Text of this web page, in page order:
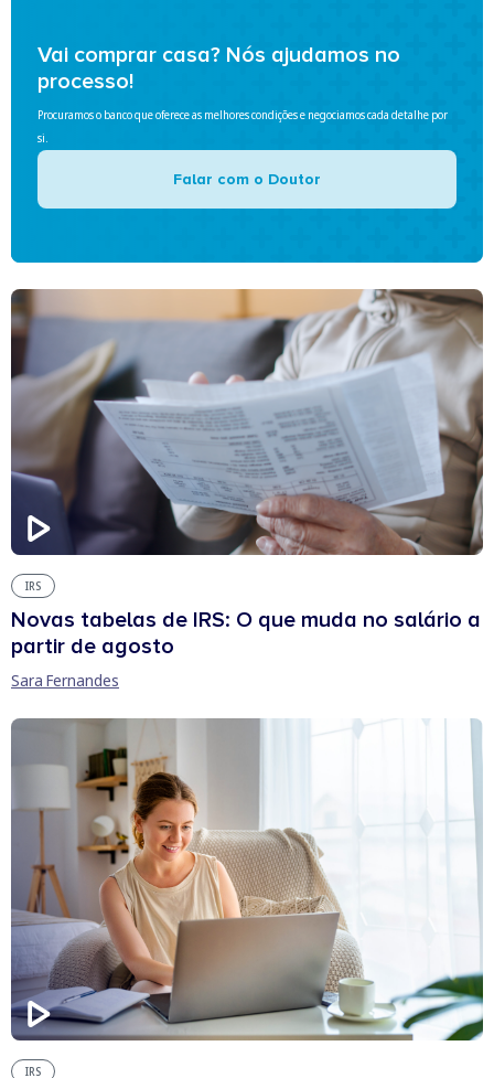
Vai comprar casa? Nós ajudamos no
processo!
Procuramos o banco que oferece as melhores condições e negociamos cada detalhe por
si.
Falar com o Doutor
IRS
Novas tabelas de IRS: O que muda no salário a
partir de agosto
Sara Fernandes
IRS